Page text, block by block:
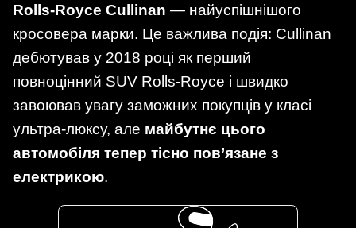
Rolls-Royce Cullinan — найуспішнішого
кросовера марки. Це важлива подія: Cullinan
дебютував у 2018 році як перший
повноцінний SUV Rolls-Royce і швидко
завоював увагу заможних покупців у класі
ультра-люксу, але майбутнє цього
автомобіля тепер тісно пов’язане з
електрикою.